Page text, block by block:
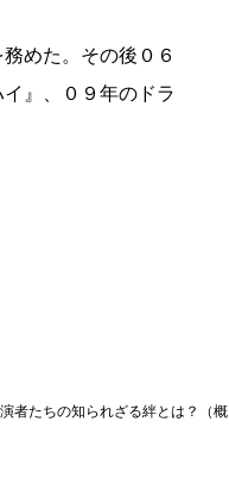
めた。その後０６
』、０９年のドラ
者たちの知られざる絆とは？（概